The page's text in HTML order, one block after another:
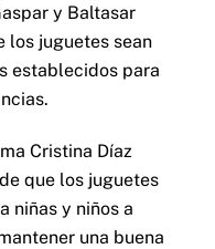
y Baltasar
los juguetes sean
establecidos para
Cristina Díaz
que los juguetes
niñas y niños a
una buena